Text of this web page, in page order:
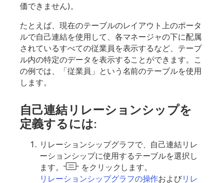
価できません)。
たとえば、現在のテーブルのレイアウト上のポータ
ルで自己連結を使用して、各マネージャの下に配属
されているすべての従業員を表示するなど、テーブ
ル内の特定のデータを表示することができます。こ
の例では、「従業員」という名前のテーブルを使用
します。
自己連結リレーションシップを
定義するには:
リレーションシップグラフで、自己連結リレ
ーションシップに使用するテーブルを選択し
ます。
をクリックします。
リレーションシップグラフの操作およびリレ